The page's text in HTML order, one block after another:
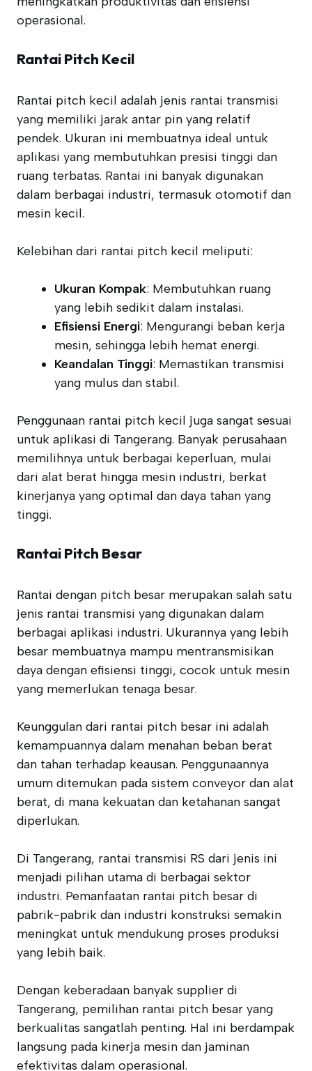
operasional.
Rantai Pitch Kecil
Rantai pitch kecil adalah jenis rantai transmisi
yang memiliki jarak antar pin yang relatif
pendek. Ukuran ini membuatnya ideal untuk
aplikasi yang membutuhkan presisi tinggi dan
ruang terbatas. Rantai ini banyak digunakan
dalam berbagai industri, termasuk otomotif dan
mesin kecil.
Kelebihan dari rantai pitch kecil meliputi:
Ukuran Kompak: Membutuhkan ruang
yang lebih sedikit dalam instalasi.
Efisiensi Energi: Mengurangi beban kerja
mesin, sehingga lebih hemat energi.
Keandalan Tinggi: Memastikan transmisi
yang mulus dan stabil.
Penggunaan rantai pitch kecil juga sangat sesuai
untuk aplikasi di Tangerang. Banyak perusahaan
memilihnya untuk berbagai keperluan, mulai
dari alat berat hingga mesin industri, berkat
kinerjanya yang optimal dan daya tahan yang
tinggi.
Rantai Pitch Besar
Rantai dengan pitch besar merupakan salah satu
jenis rantai transmisi yang digunakan dalam
berbagai aplikasi industri. Ukurannya yang lebih
besar membuatnya mampu mentransmisikan
daya dengan efisiensi tinggi, cocok untuk mesin
yang memerlukan tenaga besar.
Keunggulan dari rantai pitch besar ini adalah
kemampuannya dalam menahan beban berat
dan tahan terhadap keausan. Penggunaannya
umum ditemukan pada sistem conveyor dan alat
berat, di mana kekuatan dan ketahanan sangat
diperlukan.
Di Tangerang, rantai transmisi RS dari jenis ini
menjadi pilihan utama di berbagai sektor
industri. Pemanfaatan rantai pitch besar di
pabrik-pabrik dan industri konstruksi semakin
meningkat untuk mendukung proses produksi
yang lebih baik.
Dengan keberadaan banyak supplier di
Tangerang, pemilihan rantai pitch besar yang
berkualitas sangatlah penting. Hal ini berdampak
langsung pada kinerja mesin dan jaminan
efektivitas dalam operasional.